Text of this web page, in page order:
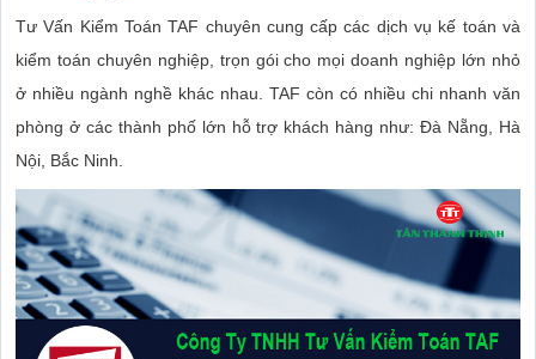
Tư Vấn Kiểm Toán TAF chuyên cung cấp các dịch vụ kế toán và
kiểm toán chuyên nghiệp, trọn gói cho mọi doanh nghiệp lớn nhỏ
ở nhiều ngành nghề khác nhau. TAF còn có nhiều chi nhanh văn
phòng ở các thành phố lớn hỗ trợ khách hàng như: Đà Nẵng, Hà
Nội, Bắc Ninh.